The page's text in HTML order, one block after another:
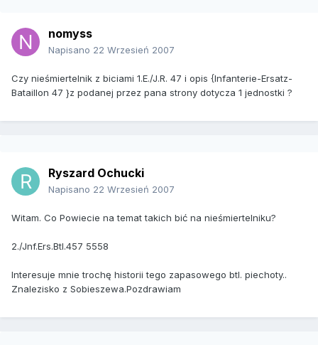
nomyss
Napisano 22 Wrzesień 2007
Czy nieśmiertelnik z biciami 1.E./J.R. 47 i opis {Infanterie-Ersatz-
Bataillon 47 }z podanej przez pana strony dotycza 1 jednostki ?
Ryszard Ochucki
Napisano 22 Wrzesień 2007
Witam. Co Powiecie na temat takich bić na nieśmiertelniku?
2./Jnf.Ers.Btl.457 5558
Interesuje mnie trochę historii tego zapasowego btl. piechoty..
Znalezisko z Sobieszewa.Pozdrawiam